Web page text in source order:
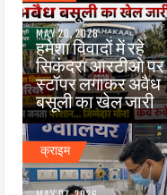
MAY 20, 2026
हमेशा विवादों में रहे
सिकंदरा आरटीओ पर
स्टॉपर लगाकर अवैध
बसूली का खेल जारी
क्राइम